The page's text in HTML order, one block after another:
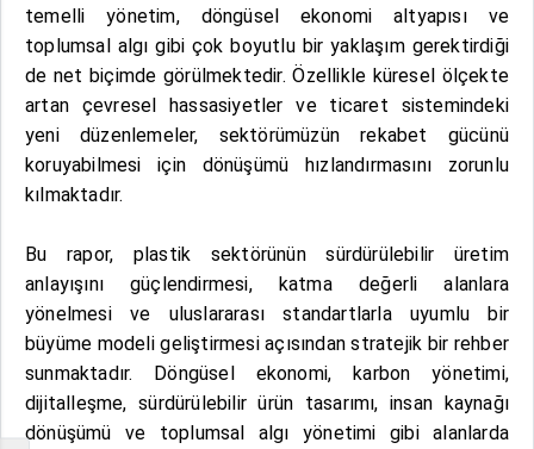
temelli yönetim, döngüsel ekonomi altyapısı ve
toplumsal algı gibi çok boyutlu bir yaklaşım gerektirdiği
de net biçimde görülmektedir. Özellikle küresel ölçekte
artan çevresel hassasiyetler ve ticaret sistemindeki
yeni düzenlemeler, sektörümüzün rekabet gücünü
koruyabilmesi için dönüşümü hızlandırmasını zorunlu
kılmaktadır.
Bu rapor, plastik sektörünün sürdürülebilir üretim
anlayışını güçlendirmesi, katma değerli alanlara
yönelmesi ve uluslararası standartlarla uyumlu bir
büyüme modeli geliştirmesi açısından stratejik bir rehber
sunmaktadır. Döngüsel ekonomi, karbon yönetimi,
dijitalleşme, sürdürülebilir ürün tasarımı, insan kaynağı
dönüşümü ve toplumsal algı yönetimi gibi alanlarda